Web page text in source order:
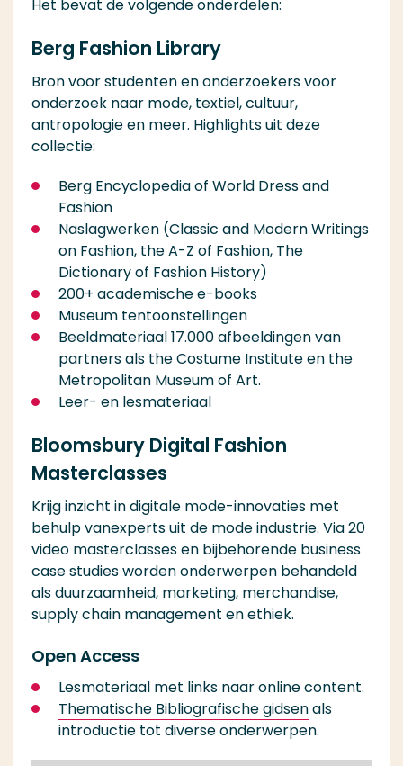
Het bevat de volgende onderdelen:
Berg Fashion Library
Bron voor studenten en onderzoekers voor
onderzoek naar mode, textiel, cultuur,
antropologie en meer. Highlights uit deze
collectie:
Berg Encyclopedia of World Dress and
Fashion
Naslagwerken (Classic and Modern Writings
on Fashion, the A-Z of Fashion, The
Dictionary of Fashion History)
200+ academische e-books
Museum tentoonstellingen
Beeldmateriaal 17.000 afbeeldingen van
partners als the Costume Institute en the
Metropolitan Museum of Art.
Leer- en lesmateriaal
Bloomsbury Digital Fashion
Masterclasses
Krijg inzicht in digitale mode-innovaties met
behulp vanexperts uit de mode industrie. Via 20
video masterclasses en bijbehorende business
case studies worden onderwerpen behandeld
als duurzaamheid, marketing, merchandise,
supply chain management en ethiek.
Open Access
Lesmateriaal met links naar online content.
Thematische Bibliografische gidsenals
introductie tot diverse onderwerpen.